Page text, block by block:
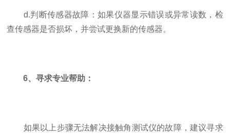
d.判断传感器故障：如果仪器显示错误或异常读数，检
查传感器是否损坏，并尝试更换新的传感器。
6、寻求专业帮助：
如果以上步骤无法解决接触角测试仪的故障，建议寻求